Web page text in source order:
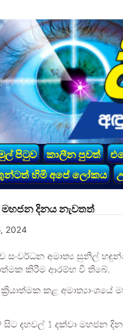
පිටුව කාලීන පුවත්
හිමි අපේ ලෝකය
මහජන දිනය නැවතත්
2024
සංවර්ධන අමාත්‍ය සුනිල්
කිරීම ආරම්භ වී තිබේ.
කළ
සිට දහවල් 1 දක්වා මහජන